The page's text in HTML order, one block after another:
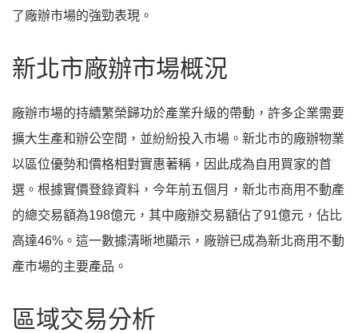
了廠辦市場的強勁表現。
新北市廠辦市場概況
廠辦市場的持續繁榮歸功於產業升級的帶動，許多企業需要
擴大生產和辦公空間，並紛紛投入市場。新北市的廠辦物業
以區位優勢和價格相對實惠著稱，因此成為自用買家的首
選。根據實價登錄資料，今年前五個月，新北市商用不動產
的總交易額為198億元，其中廠辦交易額佔了91億元，佔比
高達46%。這一數據清晰地顯示，廠辦已成為新北商用不動
產市場的主要產品。
區域交易分析